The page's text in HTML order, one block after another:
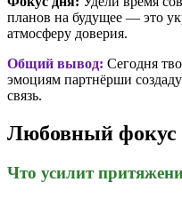
планов на будущее — это
атмосферу доверия.
Общий вывод: Сегодня
эмоциям партнёрши
связь.
Любовный фокус
Что усилит